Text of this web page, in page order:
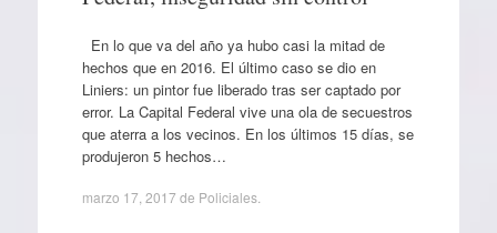
En lo que va del año ya hubo casi la mitad de
hechos que en 2016. El último caso se dio en
Liniers: un pintor fue liberado tras ser captado por
error. La Capital Federal vive una ola de secuestros
que aterra a los vecinos. En los últimos 15 días, se
produjeron 5 hechos…
marzo 17, 2017 de Policiales.